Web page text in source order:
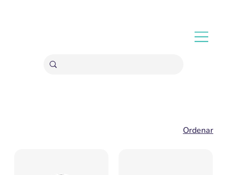
Ordenar